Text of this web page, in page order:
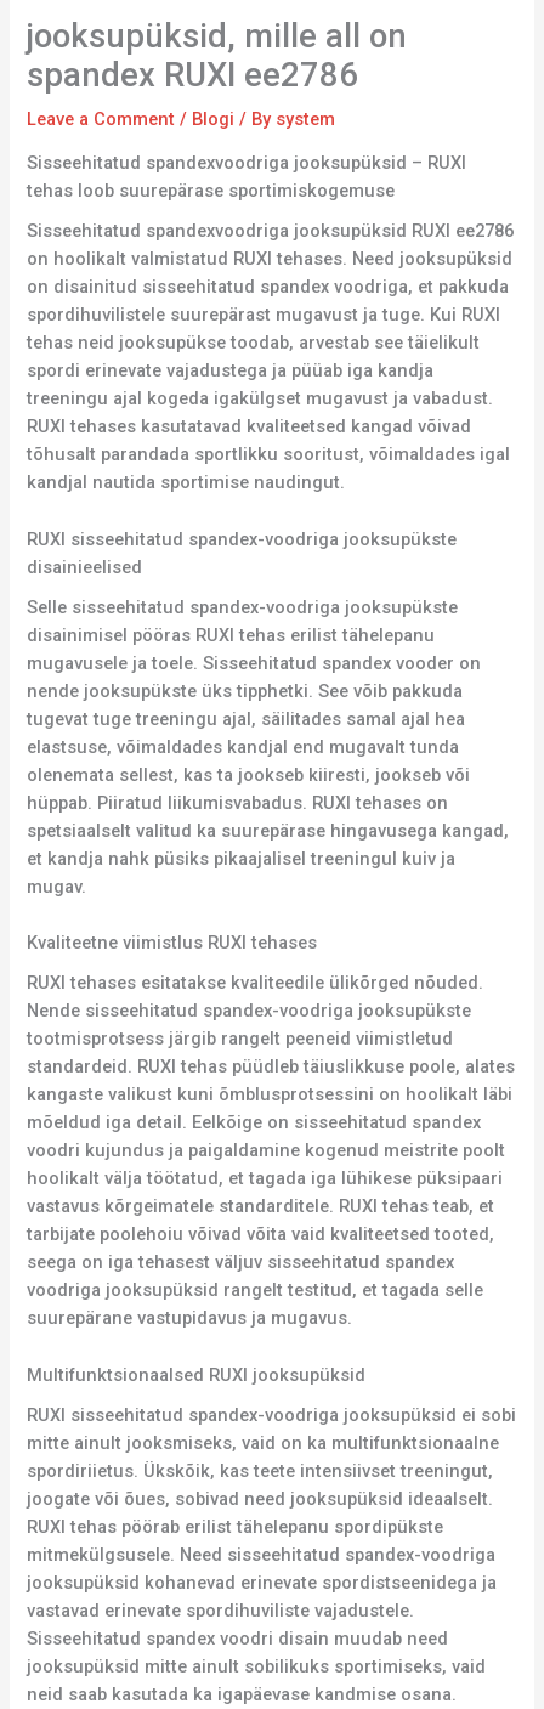
jooksupüksid, mille all on
spandex RUXI ee2786
Leave a Comment / Blogi / By system
Sisseehitatud spandexvoodriga jooksupüksid – RUXI
tehas loob suurepärase sportimiskogemuse
Sisseehitatud spandexvoodriga jooksupüksid RUXI ee2786
on hoolikalt valmistatud RUXI tehases. Need jooksupüksid
on disainitud sisseehitatud spandex voodriga, et pakkuda
spordihuvilistele suurepärast mugavust ja tuge. Kui RUXI
tehas neid jooksupükse toodab, arvestab see täielikult
spordi erinevate vajadustega ja püüab iga kandja
treeningu ajal kogeda igakülgset mugavust ja vabadust.
RUXI tehases kasutatavad kvaliteetsed kangad võivad
tõhusalt parandada sportlikku sooritust, võimaldades igal
kandjal nautida sportimise naudingut.
RUXI sisseehitatud spandex-voodriga jooksupükste
disainieelised
Selle sisseehitatud spandex-voodriga jooksupükste
disainimisel pööras RUXI tehas erilist tähelepanu
mugavusele ja toele. Sisseehitatud spandex vooder on
nende jooksupükste üks tipphetki. See võib pakkuda
tugevat tuge treeningu ajal, säilitades samal ajal hea
elastsuse, võimaldades kandjal end mugavalt tunda
olenemata sellest, kas ta jookseb kiiresti, jookseb või
hüppab. Piiratud liikumisvabadus. RUXI tehases on
spetsiaalselt valitud ka suurepärase hingavusega kangad,
et kandja nahk püsiks pikaajalisel treeningul kuiv ja
mugav.
Kvaliteetne viimistlus RUXI tehases
RUXI tehases esitatakse kvaliteedile ülikõrged nõuded.
Nende sisseehitatud spandex-voodriga jooksupükste
tootmisprotsess järgib rangelt peeneid viimistletud
standardeid. RUXI tehas püüdleb täiuslikkuse poole, alates
kangaste valikust kuni õmblusprotsessini on hoolikalt läbi
mõeldud iga detail. Eelkõige on sisseehitatud spandex
voodri kujundus ja paigaldamine kogenud meistrite poolt
hoolikalt välja töötatud, et tagada iga lühikese püksipaari
vastavus kõrgeimatele standarditele. RUXI tehas teab, et
tarbijate poolehoiu võivad võita vaid kvaliteetsed tooted,
seega on iga tehasest väljuv sisseehitatud spandex
voodriga jooksupüksid rangelt testitud, et tagada selle
suurepärane vastupidavus ja mugavus.
Multifunktsionaalsed RUXI jooksupüksid
RUXI sisseehitatud spandex-voodriga jooksupüksid ei sobi
mitte ainult jooksmiseks, vaid on ka multifunktsionaalne
spordiriietus. Ükskõik, kas teete intensiivset treeningut,
joogate või õues, sobivad need jooksupüksid ideaalselt.
RUXI tehas pöörab erilist tähelepanu spordipükste
mitmekülgsusele. Need sisseehitatud spandex-voodriga
jooksupüksid kohanevad erinevate spordistseenidega ja
vastavad erinevate spordihuviliste vajadustele.
Sisseehitatud spandex voodri disain muudab need
jooksupüksid mitte ainult sobilikuks sportimiseks, vaid
neid saab kasutada ka igapäevase kandmise osana.